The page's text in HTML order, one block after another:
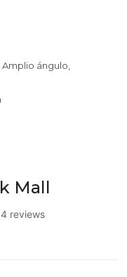
ángulo,
Mall
reviews